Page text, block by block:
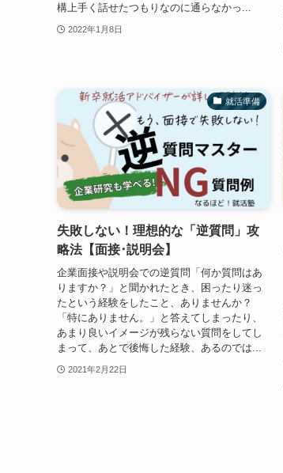
構上手く話せたつもりなのに通らなかっ...
2022年1月8日
就活準備
失敗しない！理想的な「逆質問」攻
略法【面接･説明会】
企業面接や説明会での逆質問「何か質問はあ
りますか？」と聞かれたとき、困ったり迷っ
たという経験をしたこと、ありませんか？
「特にありません。」と答えてしまったり、
あまり良いイメージが残らない質問をしてし
まって、あとで後悔した経験、あるのでは...
2021年2月22日